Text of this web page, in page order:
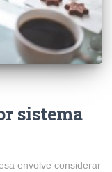
sistema
envolve considerar